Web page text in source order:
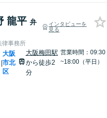
龍平 弁
インタビューを
見る
律事務所
|
大阪
市北
区
大阪梅田駅
から徒歩2
分
営業時間：09:30
~18:00（平日）